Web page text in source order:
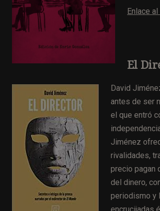
Enlace
El
David
antes de ser
el que entró
Jiménez
rivalidades,
precio pagan
del dinero,
periodismo y
encrucijadas